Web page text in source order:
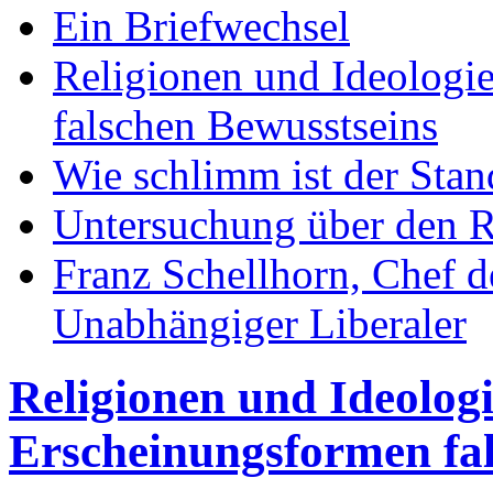
Ein Briefwechsel
Religionen und
falschen Bewusstseins
Wie schlimm ist der
Untersuchung über den
Franz Schellhorn, Chef
Unabhängiger Liberaler
Religionen und
Erscheinungsformen